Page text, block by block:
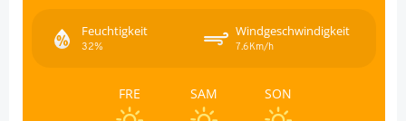
Feuchtigkeit
32%
Windgeschwindigkeit
7.6Km/h
FRE SAM SON